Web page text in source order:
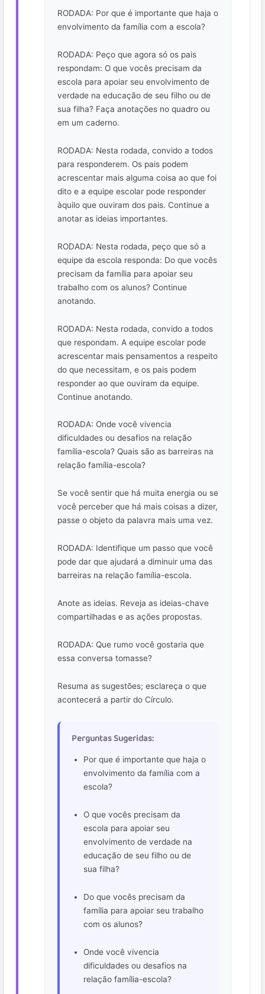
RODADA: Por que é importante que haja o
envolvimento da família com a escola?
RODADA: Peço que agora só os pais
respondam: O que vocês precisam da
escola para apoiar seu envolvimento de
verdade na educação de seu filho ou de
sua filha? Faça anotações no quadro ou
em um caderno.
RODADA: Nesta rodada, convido a todos
para responderem. Os pais podem
acrescentar mais alguma coisa ao que foi
dito e a equipe escolar pode responder
àquilo que ouviram dos pais. Continue a
anotar as ideias importantes.
RODADA: Nesta rodada, peço que só a
equipe da escola responda: Do que vocês
precisam da família para apoiar seu
trabalho com os alunos? Continue
anotando.
RODADA: Nesta rodada, convido a todos
que respondam. A equipe escolar pode
acrescentar mais pensamentos a respeito
do que necessitam, e os pais podem
responder ao que ouviram da equipe.
Continue anotando.
RODADA: Onde você vivencia
dificuldades ou desafios na relação
família-escola? Quais são as barreiras na
relação família-escola?
Se você sentir que há muita energia ou se
você perceber que há mais coisas a dizer,
passe o objeto da palavra mais uma vez.
RODADA: Identifique um passo que você
pode dar que ajudará a diminuir uma das
barreiras na relação família-escola.
Anote as ideias. Reveja as ideias-chave
compartilhadas e as ações propostas.
RODADA: Que rumo você gostaria que
essa conversa tomasse?
Resuma as sugestões; esclareça o que
acontecerá a partir do Círculo.
Perguntas Sugeridas:
Por que é importante que haja o
envolvimento da família com a
escola?
O que vocês precisam da
escola para apoiar seu
envolvimento de verdade na
educação de seu filho ou de
sua filha?
Do que vocês precisam da
família para apoiar seu trabalho
com os alunos?
Onde você vivencia
dificuldades ou desafios na
relação família-escola?